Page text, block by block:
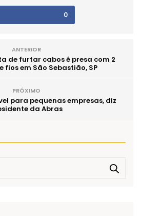
0
ANTERIOR
de furtar cabos é presa com 2
fios em São Sebastião, SP
PRÓXIMO
para pequenas empresas, diz
da Abras